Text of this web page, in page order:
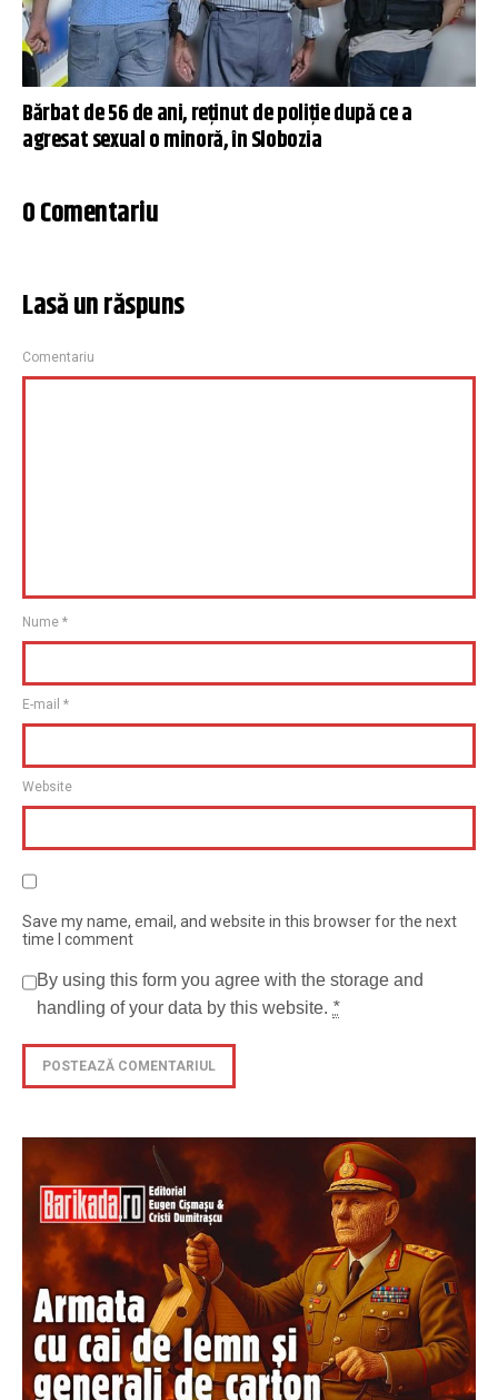
Bărbat de 56 de ani, reținut de poliție după ce a
agresat sexual o minoră, în Slobozia
0 Comentariu
Lasă un răspuns
Comentariu
Nume *
E-mail *
Website
Save my name, email, and website in this browser for the next
time I comment
By using this form you agree with the storage and
handling of your data by this website. *